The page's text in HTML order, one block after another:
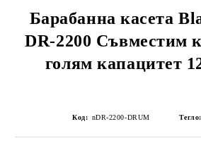
Барабанна касета
DR-2200 Съвместим
голям капацитет
Код: nDR-2200-DRUM Тегло: